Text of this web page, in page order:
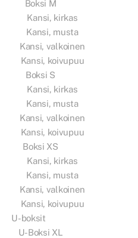
Boksi M
Kansi, kirkas
Kansi, musta
Kansi, valkoinen
Kansi, koivupuu
Boksi S
Kansi, kirkas
Kansi, musta
Kansi, valkoinen
Kansi, koivupuu
Boksi XS
Kansi, kirkas
Kansi, musta
Kansi, valkoinen
Kansi, koivupuu
U-boksit
U-Boksi XL